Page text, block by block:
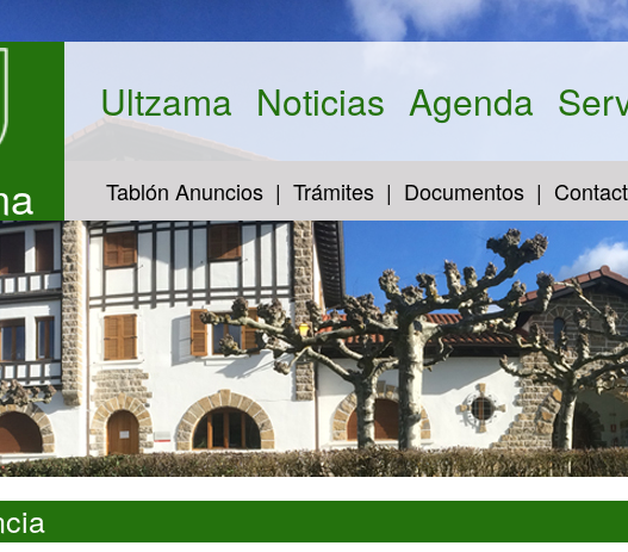
Ultzama Noticias Agenda
Tablón Anuncios Trámites Documentos